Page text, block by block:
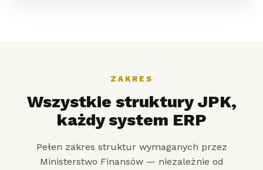
ZAKRES
Wszystkie struktury JPK,
każdy system ERP
Pełen zakres struktur wymaganych przez
Ministerstwo Finansów — niezależnie od